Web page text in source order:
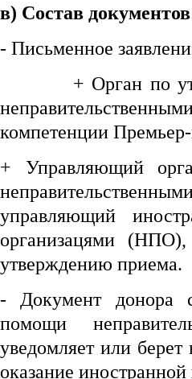
в) Состав
- Письменное
+ Орган по
компетенции
+ Управляющий
управляющий
организацями
утверждению приема.
- Документ донора
помощи
уведомляет или берет
оказание